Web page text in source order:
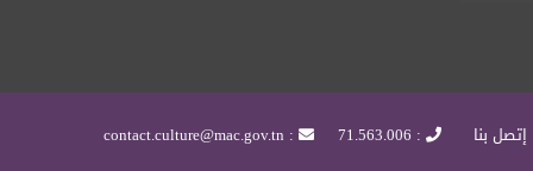
: 71.563.006
: contact.culture@mac.gov.tn إتصل بنا